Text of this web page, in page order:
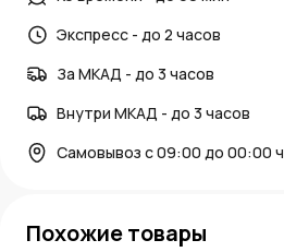
Экспресс - до 2 часов
За МКАД - до 3 часов
Внутри МКАД - до 3 часов
Самовывоз с 09:00 до 00:00 ч
Похожие товары